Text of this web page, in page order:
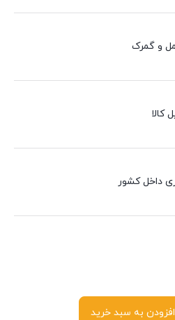
و گمرک
کالا
داخل کشور
افزودن به سبد خرید